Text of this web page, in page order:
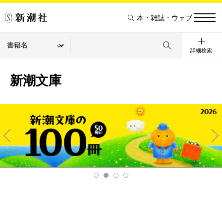
本・雑誌・ウェブ
詳細検索
新潮文庫
Pre
v
Ne
xt